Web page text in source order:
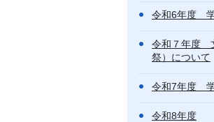
令和6年度
令和７年度
祭）について
令和7年度
令和8年度